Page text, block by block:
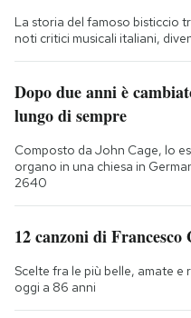
La storia del famoso bisticcio
noti critici musicali italiani,
Dopo due anni è
lungo di sempre
Composto da John Cage, lo
organo in una chiesa in
2640
12 canzoni di Francesco
Scelte fra le più belle, amate
oggi a 86 anni